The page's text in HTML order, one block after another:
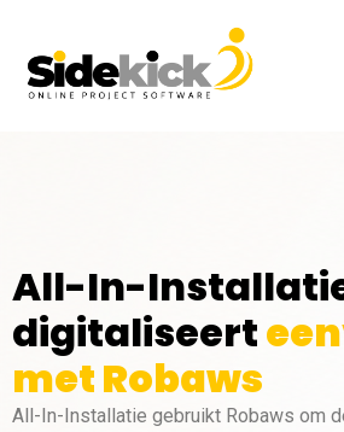
All-In-
digitaliseert
met Robaws
All-In-Installatie gebruikt Robaws om